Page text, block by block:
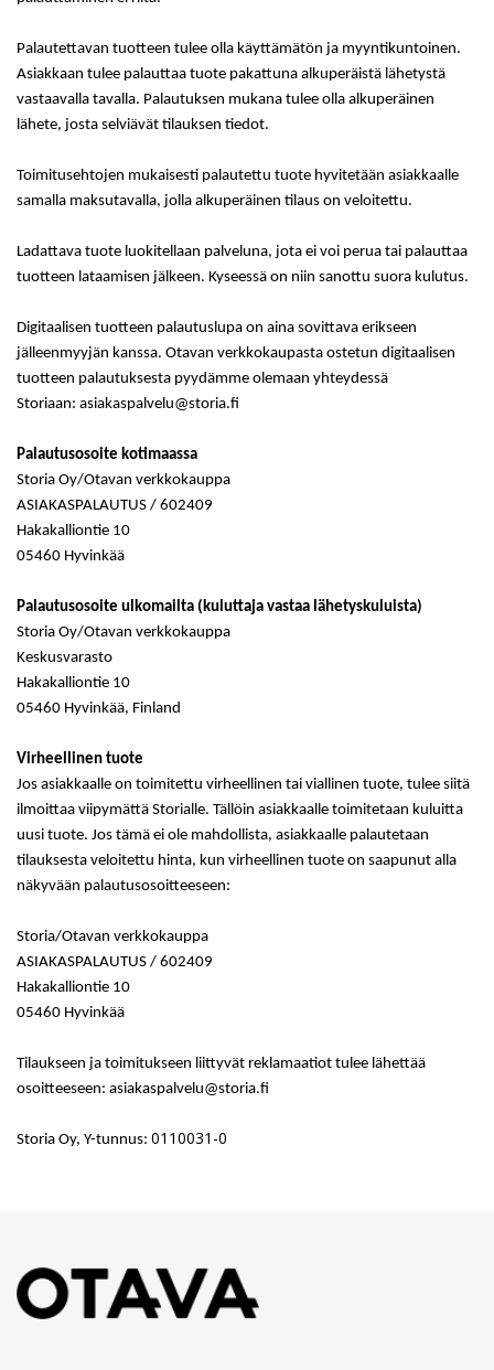
Palautettavan tuotteen tulee olla käyttämätön ja myyntikuntoinen.
Asiakkaan tulee palauttaa tuote pakattuna alkuperäistä lähetystä
vastaavalla tavalla. Palautuksen mukana tulee olla alkuperäinen
lähete, josta selviävät tilauksen tiedot.
Toimitusehtojen mukaisesti palautettu tuote hyvitetään asiakkaalle
samalla maksutavalla, jolla alkuperäinen tilaus on veloitettu.
Ladattava tuote luokitellaan palveluna, jota ei voi perua tai palauttaa
tuotteen lataamisen jälkeen. Kyseessä on niin sanottu suora kulutus.
Digitaalisen tuotteen palautuslupa on aina sovittava erikseen
jälleenmyyjän kanssa. Otavan verkkokaupasta ostetun digitaalisen
tuotteen palautuksesta pyydämme olemaan yhteydessä
Storiaan: asiakaspalvelu@storia.fi
Palautusosoite kotimaassa
Storia Oy/Otavan verkkokauppa
ASIAKASPALAUTUS / 602409
Hakakalliontie 10
05460 Hyvinkää
Palautusosoite ulkomailta (kuluttaja vastaa lähetyskuluista)
Storia Oy/Otavan verkkokauppa
Keskusvarasto
Hakakalliontie 10
05460 Hyvinkää, Finland
Virheellinen tuote
Jos asiakkaalle on toimitettu virheellinen tai viallinen tuote, tulee siitä
ilmoittaa viipymättä Storialle. Tällöin asiakkaalle toimitetaan kuluitta
uusi tuote. Jos tämä ei ole mahdollista, asiakkaalle palautetaan
tilauksesta veloitettu hinta, kun virheellinen tuote on saapunut alla
näkyvään palautusosoitteeseen:
Storia/Otavan verkkokauppa
ASIAKASPALAUTUS / 602409
Hakakalliontie 10
05460 Hyvinkää
Tilaukseen ja toimitukseen liittyvät reklamaatiot tulee lähettää
osoitteeseen: asiakaspalvelu@storia.fi
Storia Oy, Y-tunnus: 0110031-0